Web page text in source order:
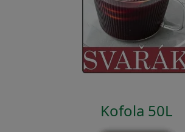
Kofola 50L